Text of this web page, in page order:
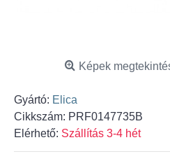
Képek
Gyártó: Elica
Cikkszám: PRF0147735B
Elérhető: Szállítás 3-4 hét